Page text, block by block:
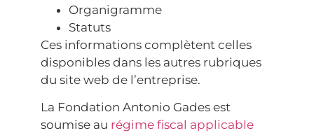
Organigramme
Statuts
Ces informations complètent celles
disponibles dans les autres rubriques
du site web de l’entreprise.
La Fondation Antonio Gades est
soumise au régime fiscal applicable